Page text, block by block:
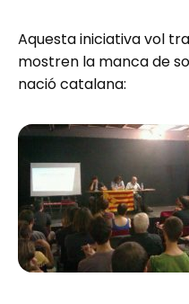
Aquesta iniciativa vol
mostren la manca de
nació catalana: